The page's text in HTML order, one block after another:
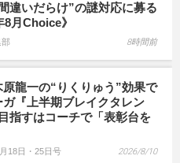
違いだらけ”の謎対応に募る
月Choice》
部 8時間前
龍一の“りくりゅう”効果で
ガ『上半期ブレイクタレン
指すはコーチで「表彰台を
18日・25日号 2026/8/10